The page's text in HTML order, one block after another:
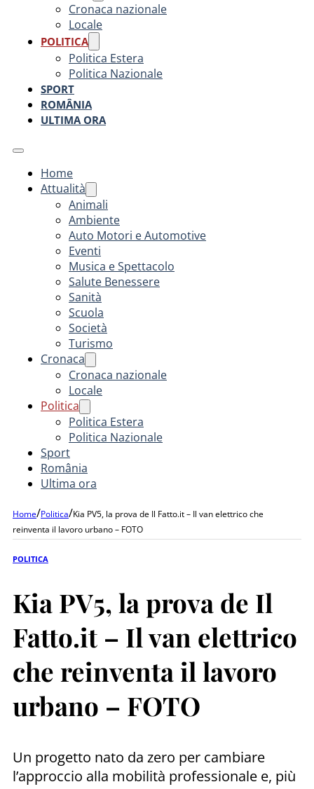
Cronaca nazionale
Locale
POLITICA
Politica Estera
Politica Nazionale
SPORT
ROMÂNIA
ULTIMA ORA
Home
Attualità
Animali
Ambiente
Auto Motori e Automotive
Eventi
Musica e Spettacolo
Salute Benessere
Sanità
Scuola
Società
Turismo
Cronaca
Cronaca nazionale
Locale
Politica
Politica Estera
Politica Nazionale
Sport
România
Ultima ora
Home/Politica/Kia PV5, la prova de Il Fatto.it – Il van elettrico che
reinventa il lavoro urbano – FOTO
POLITICA
Kia PV5, la prova de Il
Fatto.it – Il van elettrico
che reinventa il lavoro
urbano – FOTO
Un progetto nato da zero per cambiare
l’approccio alla mobilità professionale e, più